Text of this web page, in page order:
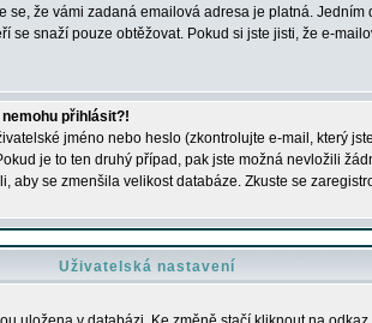
že vámi zadaná emailová adresa je platná. Jedním
se snaží pouze obtěžovat. Pokud si jste jisti, že e-
přihlásit?!
jméno nebo heslo (zkontrolujte e-mail, který
je to ten druhý případ, pak jste možná nevložili
aby se zmenšila velikost databáze. Zkuste se
Uživatelská nastavení